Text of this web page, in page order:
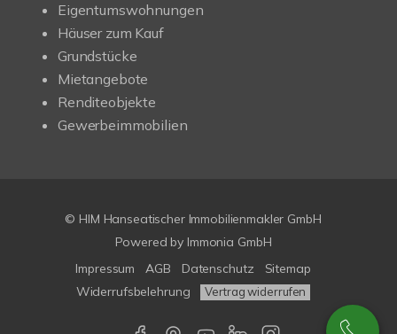
Eigentumswohnungen
Häuser zum Kauf
Grundstücke
Mietangebote
Renditeobjekte
Gewerbeimmobilien
© HIM Hanseatischer Immobilienmakler GmbH
Powered by Immonia GmbH
Impressum
AGB Datenschutz
Sitemap
Widerrufsbelehrung
Vertrag widerrufen